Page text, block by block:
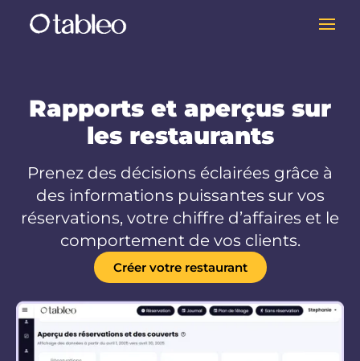
Rapports et aperçus sur
les restaurants
Prenez des décisions éclairées grâce à
des informations puissantes sur vos
réservations, votre chiffre d’affaires et le
comportement de vos clients.
Créer votre restaurant